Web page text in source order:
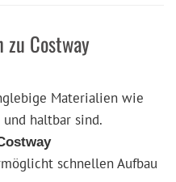
Costway
Materialien wie
haltbar sind.
schnellen Aufbau